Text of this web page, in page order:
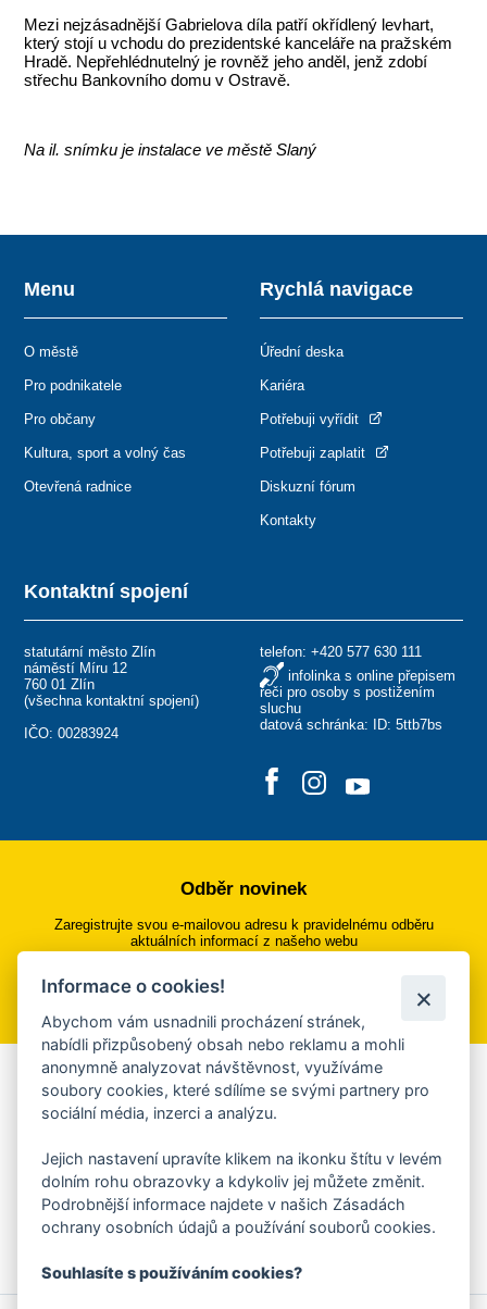
Mezi nejzásadnější Gabrielova díla patří okřídlený levhart,
který stojí u vchodu do prezidentské kanceláře na pražském
Hradě. Nepřehlédnutelný je rovněž jeho anděl, jenž zdobí
střechu Bankovního domu v Ostravě.
Na il. snímku je instalace ve městě Slaný
Kontaktní spojení
statutární město Zlín
náměstí Míru 12
760 01 Zlín
(všechna kontaktní spojení)
IČO: 00283924
telefon: +420 577 630 111
infolinka s online přepisem
řeči pro osoby s postižením
sluchu
datová schránka: ID: 5ttb7bs
Menu
O městě
Pro podnikatele
Pro občany
Kultura, sport a volný čas
Otevřená radnice
Rychlá navigace
Úřední deska
Kariéra
Potřebuji vyřídit
Potřebuji zaplatit
Diskuzní fórum
Kontakty
Odběr novinek
Zaregistrujte svou e-mailovou adresu k pravidelnému odběru
aktuálních informací z našeho webu
Přihlásit se k odběru
Aplikace Mobilní rozhlas
Chcete dostávat do svého mobilu či mailu upozornění na
ankety, pozvánky na kulturní a sportovní akce?
Více informací o aplikaci
Informace o cookies!
Abychom vám usnadnili procházení stránek,
nabídli přizpůsobený obsah nebo reklamu a mohli
anonymně analyzovat návštěvnost, využíváme
soubory cookies, které sdílíme se svými partnery pro
sociální média, inzerci a analýzu.
Jejich nastavení upravíte klikem na ikonku štítu v levém
dolním rohu obrazovky a kdykoliv jej můžete změnit.
Podrobnější informace najdete v našich Zásadách
ochrany osobních údajů a používání souborů cookies.
Souhlasíte s používáním cookies?